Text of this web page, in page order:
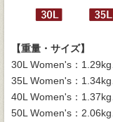
【重量・サイズ】
30L Women's：
35L Women's：
40L Women's：
50L Women's：